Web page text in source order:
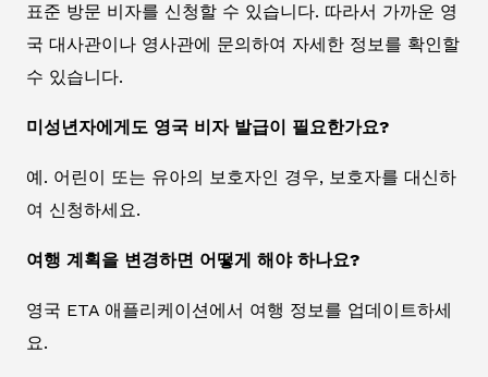
표준 방문 비자를 신청할 수 있습니다. 따라서 가까운 영
국 대사관이나 영사관에 문의하여 자세한 정보를 확인할
수 있습니다.
미성년자에게도 영국 비자 발급이 필요한가요?
예. 어린이 또는 유아의 보호자인 경우, 보호자를 대신하
여 신청하세요.
여행 계획을 변경하면 어떻게 해야 하나요?
영국 ETA 애플리케이션에서 여행 정보를 업데이트하세
요.